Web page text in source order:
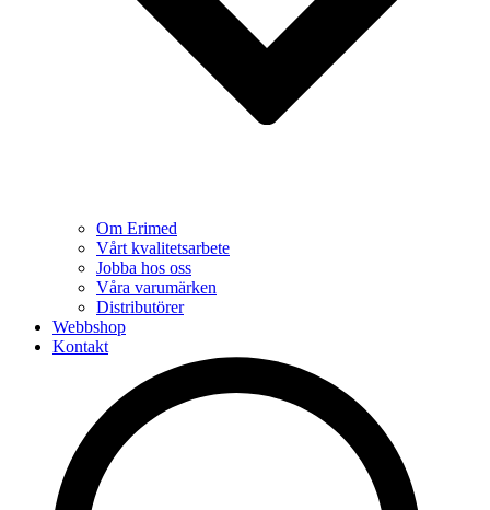
Om Erimed
Vårt kvalitetsarbete
Jobba hos oss
Våra varumärken
Distributörer
Webbshop
Kontakt